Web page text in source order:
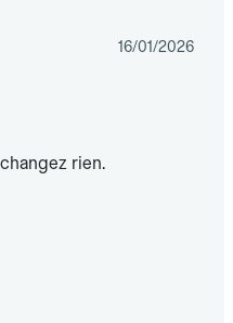
16/01/2026
rien.